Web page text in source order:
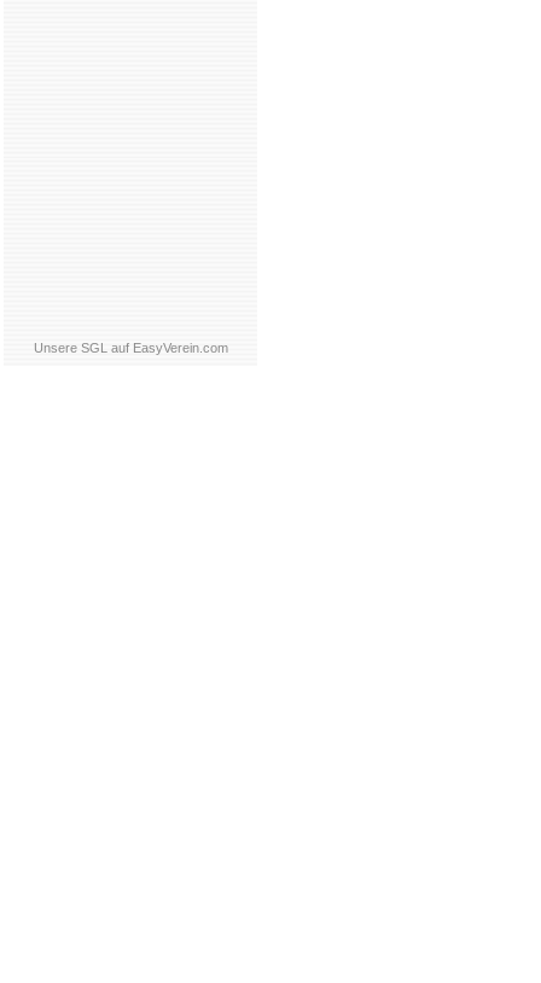
Unsere SGL auf EasyVerein.com